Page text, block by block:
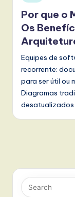
in
Por que o
Os
Equipes de
recorrente:
para ser útil ou
Diagramas
dos